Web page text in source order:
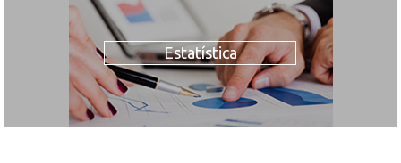
Estatística